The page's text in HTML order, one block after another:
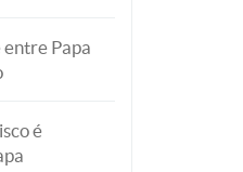
Papa
é